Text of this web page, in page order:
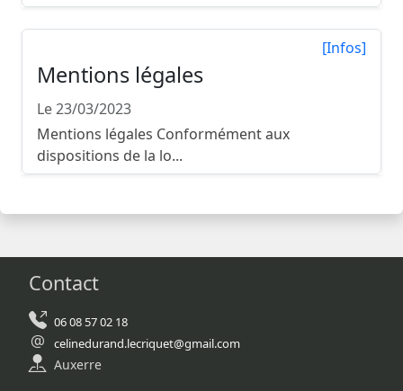
[Infos]
Mentions légales
Le 23/03/2023
Mentions légales Conformément aux
dispositions de la lo...
Contact
06 08 57 02 18
celinedurand.lecriquet@gmail.com
Auxerre